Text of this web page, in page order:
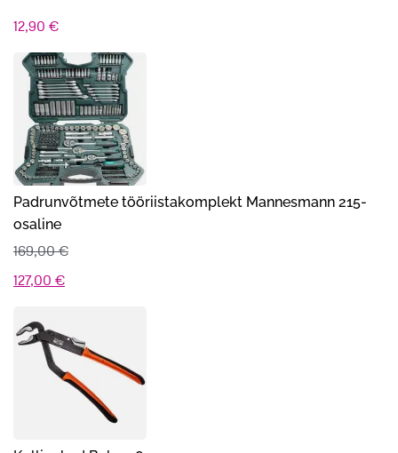
12,90 €
Padrunvõtmete tööriistakomplekt Mannesmann 215-
osaline
169,00€
Algne
oli:
169,00 €.
127,00 €Praegune
on:
127,00 €.